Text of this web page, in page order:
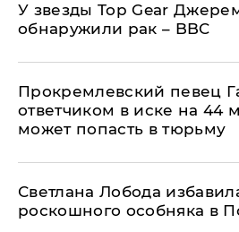
У звезды Top Gear
обнаружили рак – BBC
Прокремлевский певец
ответчиком в иске на 44
может попасть в тюрьму
Светлана Лобода
роскошного особняка в